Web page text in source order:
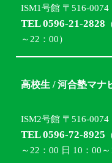
ISM1号館 〒516-
TEL 0596-21-2828
～22：00）
高校生 / 河合塾マナ
ISM2号館 〒516-
TEL 0596-72-8925
～22：00 日 10：00～